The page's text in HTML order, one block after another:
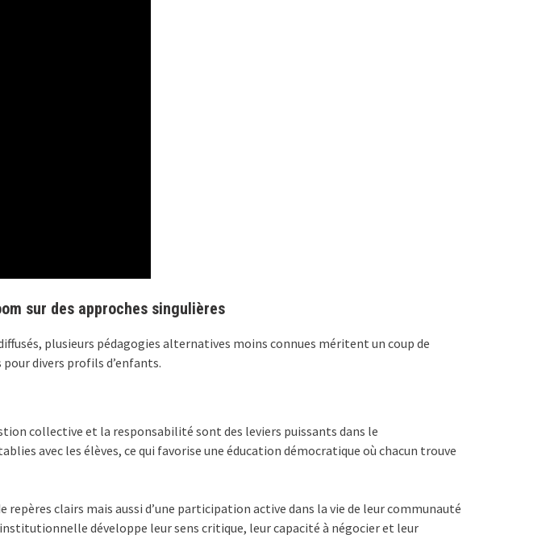
sur des approches singulières
plusieurs pédagogies alternatives moins connues méritent un coup de
divers profils d’enfants.
collective et la responsabilité sont des leviers puissants dans le
avec les élèves, ce qui favorise une éducation démocratique où chacun trouve
clairs mais aussi d’une participation active dans la vie de leur communauté
développe leur sens critique, leur capacité à négocier et leur